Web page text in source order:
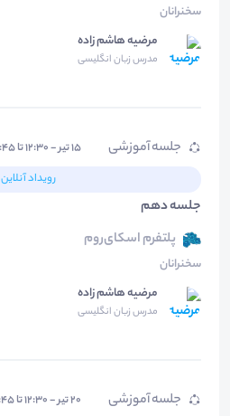
سخنرانان
مرضیه هاشم زاده
مدرس زبان انگلیسی
جلسه آموزشی
۱۵ تیر - ۱۲:۳۰ تا ۱۳:۴۵
رویداد آنلاین
جلسه دهم
پلتفرم اسکای‌روم
سخنرانان
مرضیه هاشم زاده
مدرس زبان انگلیسی
جلسه آموزشی
۲۰ تیر - ۱۲:۳۰ تا ۱۳:۴۵